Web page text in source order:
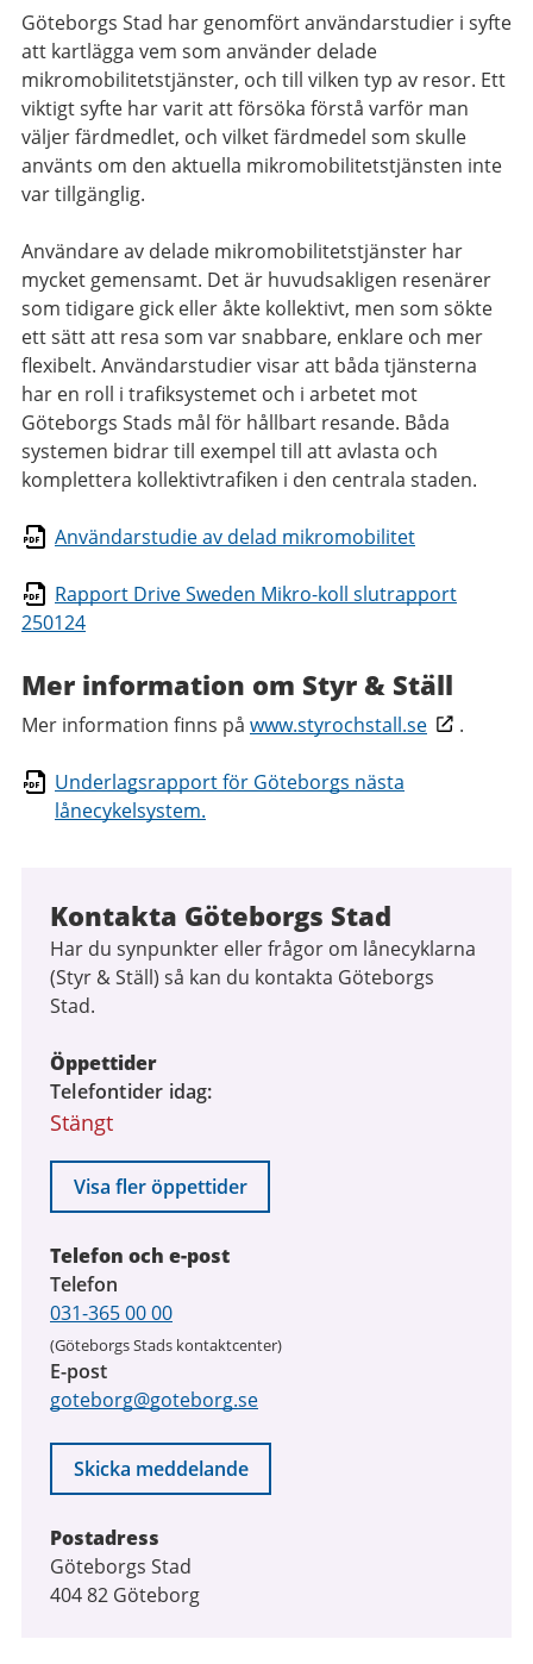
Göteborgs Stad har genomfört användarstudier i syfte
att kartlägga vem som använder delade
mikromobilitetstjänster, och till vilken typ av resor. Ett
viktigt syfte har varit att försöka förstå varför man
väljer färdmedlet, och vilket färdmedel som skulle
använts om den aktuella mikromobilitetstjänsten inte
var tillgänglig.
Användare av delade mikromobilitetstjänster har
mycket gemensamt. Det är huvudsakligen resenärer
som tidigare gick eller åkte kollektivt, men som sökte
ett sätt att resa som var snabbare, enklare och mer
flexibelt. Användarstudier visar att båda tjänsterna
har en roll i trafiksystemet och i arbetet mot
Göteborgs Stads mål för hållbart resande. Båda
systemen bidrar till exempel till att avlasta och
komplettera kollektivtrafiken i den centrala staden.
Användarstudie av delad mikromobilitet
Rapport Drive Sweden Mikro-koll slutrapport
250124
Mer information om Styr & Ställ
Mer information finns på www.styrochstall.se .
Underlagsrapport för Göteborgs nästa
lånecykelsystem.
Kontakta Göteborgs Stad
Har du synpunkter eller frågor om lånecyklarna
(Styr & Ställ) så kan du kontakta Göteborgs
Stad.
Öppettider
Telefontider idag
Stängt
Visa fler öppettider
Telefon och e-post
Telefon
031-365 00 00
(Göteborgs Stads kontaktcenter)
E-post
goteborg@goteborg.se
Skicka meddelande
Postadress
Göteborgs Stad
404 82 Göteborg